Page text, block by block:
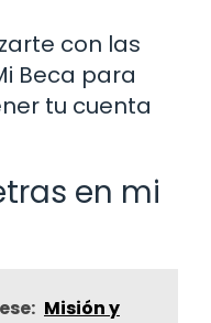
con las
Beca para
tu cuenta
en mi
Misión y